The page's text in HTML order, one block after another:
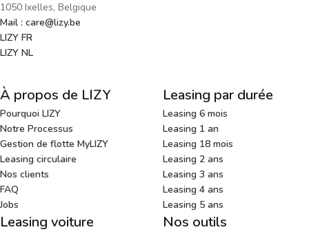
1050 Ixelles, Belgique
Mail : care@lizy.be
LIZY FR
LIZY NL
À propos de LIZY
Pourquoi LIZY
Notre Processus
Gestion de flotte MyLIZY
Leasing circulaire
Nos clients
FAQ
Jobs
Leasing par durée
Leasing 6 mois
Leasing 1 an
Leasing 18 mois
Leasing 2 ans
Leasing 3 ans
Leasing 4 ans
Leasing 5 ans
Leasing voiture Nos outils